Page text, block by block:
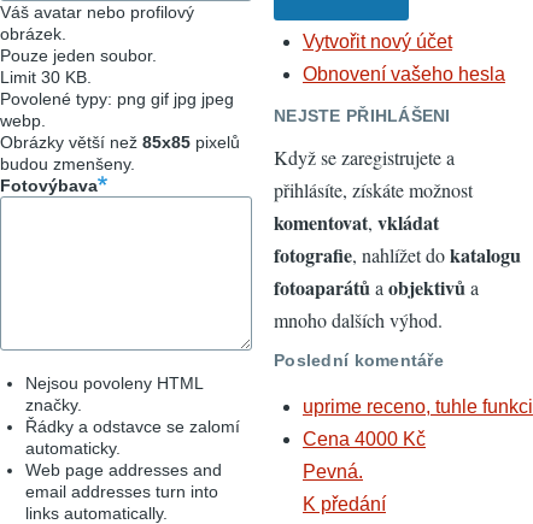
Váš avatar nebo profilový
obrázek.
Pouze jeden soubor.
Limit 30 KB.
Povolené typy: png gif jpg jpeg
webp.
Obrázky větší než 85x85 pixelů
budou zmenšeny.
Fotovýbava
Nejsou povoleny HTML
značky.
Řádky a odstavce se zalomí
automaticky.
Web page addresses and
email addresses turn into
links automatically.
Vytvořit nový účet
Obnovení vašeho hesla
NEJSTE PŘIHLÁŠENI
Když se zaregistrujete a
přihlásíte, získáte možnost
komentovat, vkládat
fotografie, nahlížet dokatalogu
fotoaparátůa objektivůa
mnoho dalších výhod.
Poslední komentáře
uprime receno, tuhle funkci
Cena 4000 Kč
Pevná.
K předání